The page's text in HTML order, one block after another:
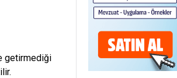
getirmediği